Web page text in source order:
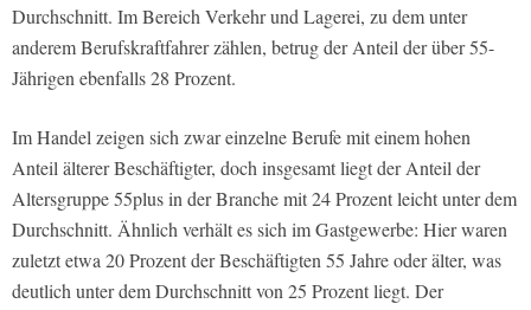
Durchschnitt. Im Bereich Verkehr und Lagerei, zu dem unter
anderem Berufskraftfahrer zählen, betrug der Anteil der über 55-
Jährigen ebenfalls 28 Prozent.
Im Handel zeigen sich zwar einzelne Berufe mit einem hohen
Anteil älterer Beschäftigter, doch insgesamt liegt der Anteil der
Altersgruppe 55plus in der Branche mit 24 Prozent leicht unter dem
Durchschnitt. Ähnlich verhält es sich im Gastgewerbe: Hier waren
zuletzt etwa 20 Prozent der Beschäftigten 55 Jahre oder älter, was
deutlich unter dem Durchschnitt von 25 Prozent liegt. Der